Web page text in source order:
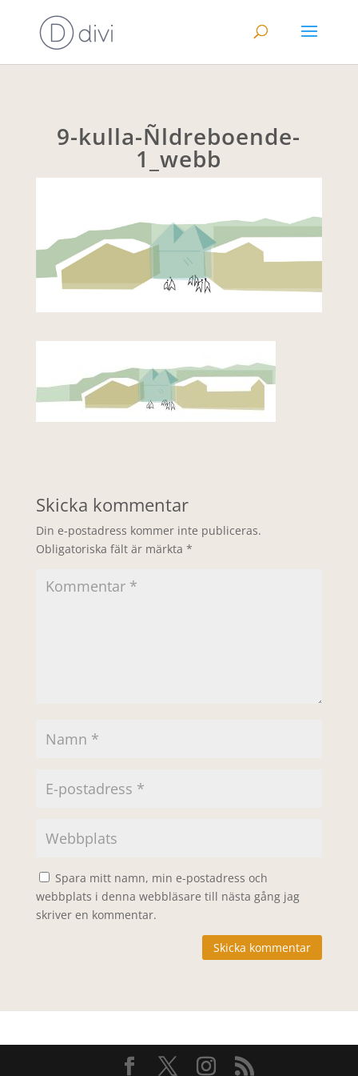
9-kulla-Ñldreboende-
1_webb
Skicka kommentar
Din e-postadress kommer inte publiceras.
Obligatoriska fält är märkta *
Spara mitt namn, min e-postadress och
webbplats i denna webbläsare till nästa gång jag
skriver en kommentar.